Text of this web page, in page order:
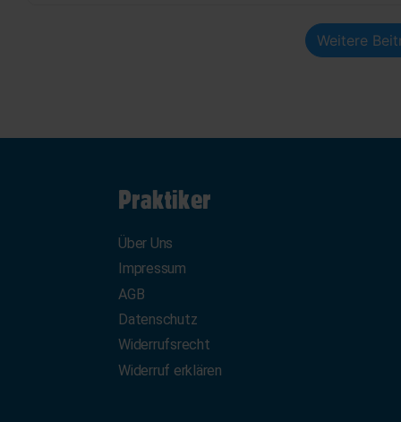
Weitere
Praktiker
Über Uns
Impressum
AGB
Datenschutz
Widerrufsrecht
Widerruf erklären